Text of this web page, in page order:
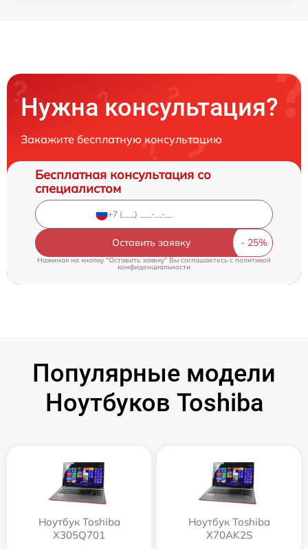
Нужна консультация?
Закажите бесплатную консультацию
Бесплатная консультация со
специалистом
Оставить заявку
Нажимая на кнопку "Оставить заявку" Вы соглашаетесь cполитикой
конфиденциальности
Популярные модели
Ноутбуков Toshiba
Ноутбук Toshiba
X305Q701
Ноутбук Toshiba
X70AK2S